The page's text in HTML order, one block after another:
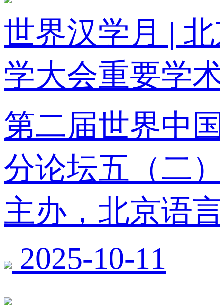
世界汉学月 |
学大会重要学
第二届世界中
分论坛五（二
主办，北京语
2025-10-11